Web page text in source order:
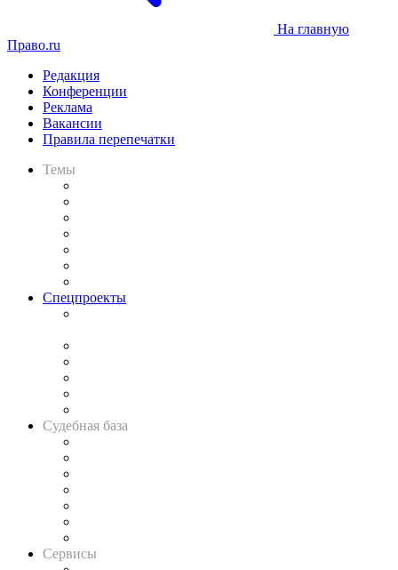
На главную
Право.ru
Редакция
Конференции
Реклама
Вакансии
Правила перепечатки
Темы
Спецпроекты
Судебная база
Сервисы